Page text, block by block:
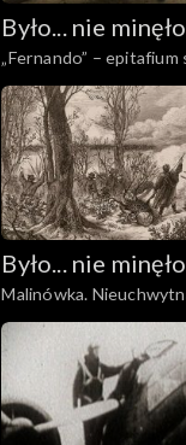
Było... nie minęło
„Fernando” –
Było... nie minęło
Malinówka.